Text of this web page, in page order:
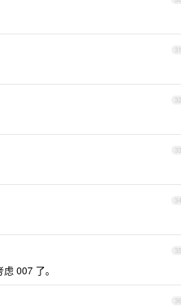
31
32
33
34
35
007 了。
36